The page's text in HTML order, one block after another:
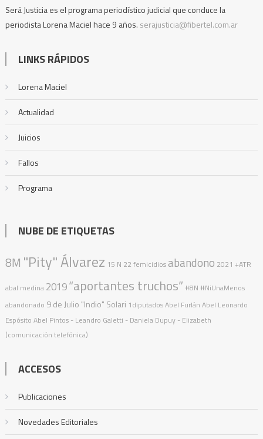
Será Justicia es el programa periodístico judicial que conduce la
periodista Lorena Maciel hace 9 años. serajusticia@fibertel.com.ar
LINKS RÁPIDOS
Lorena Maciel
Actualidad
Juicios
Fallos
Programa
NUBE DE ETIQUETAS
8M "Pity" Álvarez 15 N 22 femicidiosabandono 2021 +ATR
abal medina 2019“aportantes truchos” #8N #NiUnaMenos
abandonado 9 de Julio "Indio" Solari 1diputadosAbel Furlán Abel Leonardo
Espósito Abel Pintos - Leandro Galetti - Daniela Dupuy - Elizabeth
(comunicación telefónica)
ACCESOS
Publicaciones
Novedades Editoriales